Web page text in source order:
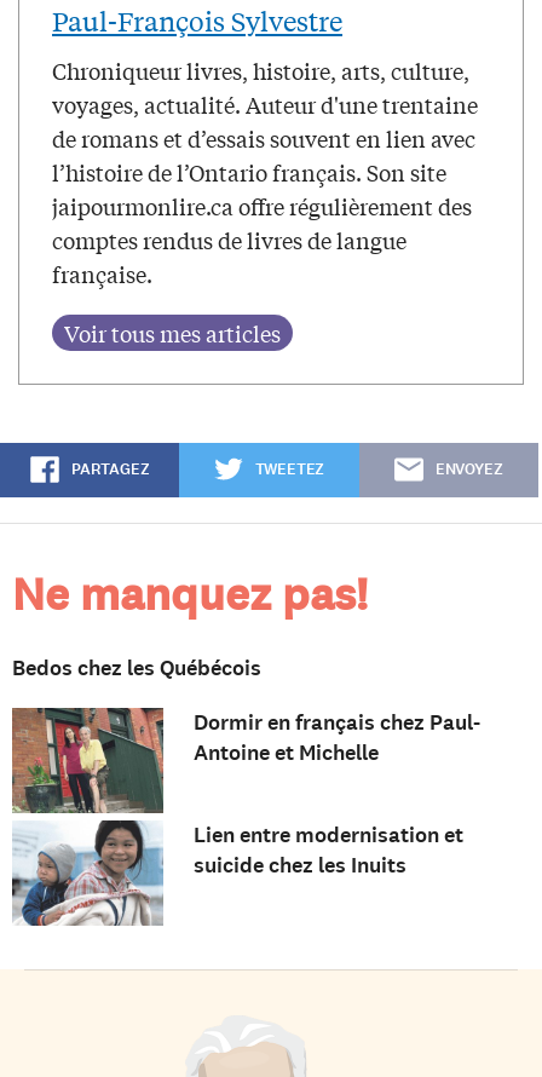
Paul-François Sylvestre
Chroniqueur livres, histoire, arts, culture,
voyages, actualité. Auteur d'une trentaine
de romans et d’essais souvent en lien avec
l’histoire de l’Ontario français. Son site
jaipourmonlire.ca offre régulièrement des
comptes rendus de livres de langue
française.
PARTAGEZ TWEETEZ ENVOYEZ
Ne manquez pas!
Bedos chez les Québécois
Dormir en français chez Paul-
Antoine et Michelle
Lien entre modernisation et
suicide chez les Inuits